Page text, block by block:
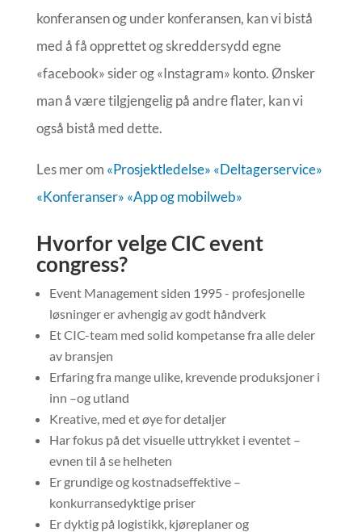
konferansen og under konferansen, kan vi bistå
med å få opprettet og skreddersydd egne
«facebook» sider og «Instagram» konto. Ønsker
man å være tilgjengelig på andre flater, kan vi
også bistå med dette.
Les mer om «Prosjektledelse» «Deltagerservice»
«Konferanser» «App og mobilweb»
Hvorfor velge CIC event
congress?
Event Management siden 1995 - profesjonelle
løsninger er avhengig av godt håndverk
Et CIC-team med solid kompetanse fra alle deler
av bransjen
Erfaring fra mange ulike, krevende produksjoner i
inn –og utland
Kreative, med et øye for detaljer
Har fokus på det visuelle uttrykket i eventet –
evnen til å se helheten
Er grundige og kostnadseffektive –
konkurransedyktige priser
Er dyktig på logistikk, kjøreplaner og